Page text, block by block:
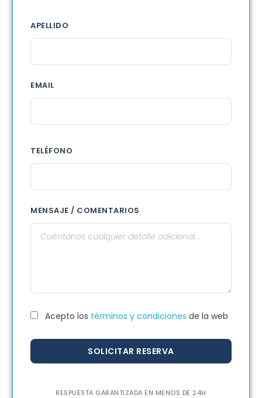
APELLIDO
EMAIL
TELÉFONO
MENSAJE / COMENTARIOS
Acepto los términos y condiciones de la web
RESPUESTA GARANTIZADA EN MENOS DE 24H